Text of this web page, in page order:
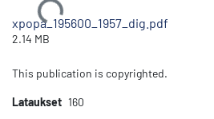
Ladataan...
xpopa_195600_1957_dig.pdf
2.14 MB
This publication is copyrighted.
Lataukset 160